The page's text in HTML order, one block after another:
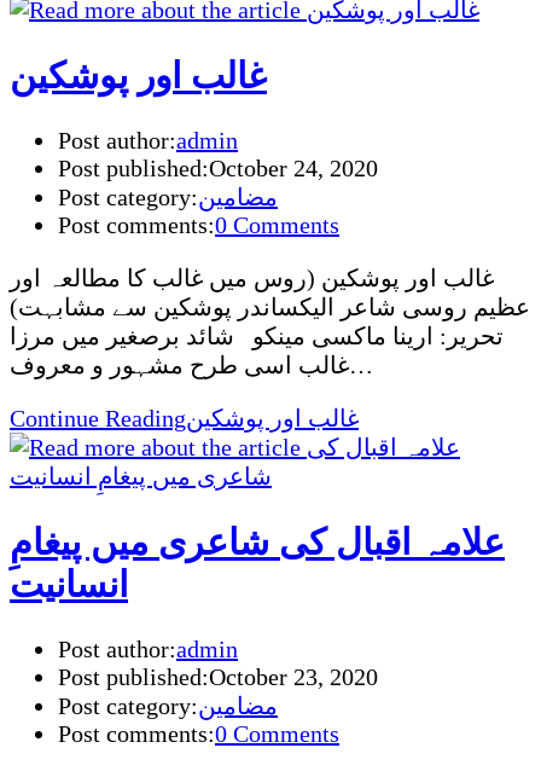
غالب اور پوشکین
Post author:admin
Post published:October 24, 2020
Post category:مضامین
Post comments:0 Comments
غالب اور پوشکین (روس میں غالب کا مطالعہ اور
عظیم روسی شاعر الیکساندر پوشکین سے مشابہت)
تحریر: ارینا ماکسی مینکو شائد برصغیر میں مرزا
غالب اسی طرح مشہور و معروف…
Continue Readingغالب اور پوشکین
علامہ اقبال کی شاعری میں پیغامِ
انسانیت
Post author:admin
Post published:October 23, 2020
Post category:مضامین
Post comments:0 Comments